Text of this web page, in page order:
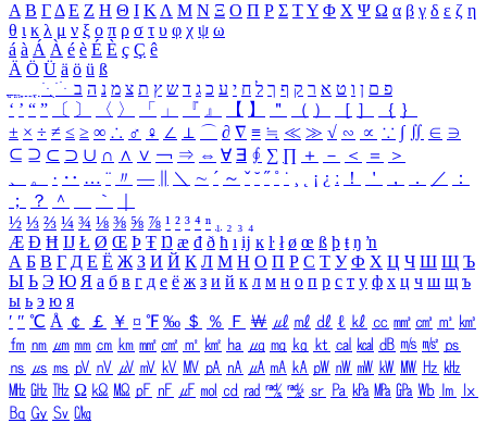
Α Β ΓΔ Ε Ζ Η Θ Ι ΚΛ Μ Ν Ξ Ο Π Ρ Σ ΤΥ Φ Χ Ψ Ω α β γ δ ε ζ η
θ ι κ λ μ ν ξ ο π ρ σ τ υ φ χ ψ ω
á à Á À é è É È ç Ç ê
Ä Ö Ü ä ö ü ß
ִֶֹ ֻּ ׁׂ פ ם ן ו ט א ר ק ף ך ל ח י ע כ ג ד ש ץ ת צ מ נ ה ב
‘ ’ “ ” 〔 〕 〈 〉 「 」 『 』 【 】 ＂ （ ） ［ ］ ｛ ｝
± × ÷ ≠ ≤ ≥ ∞ ∴ ♂ ♀ ∠ ⊥ ⌒ ∂ ∇ ≡ ≒ ≪ ≫ √ ∽ ∝ ∵ ∫ ∬ ∈ ∋
⊆ ⊇ ⊂ ⊃ ∪ ∩ ∧ ∨ ￢ ⇒ ⇔ ∀ ∃ ∮ ∑ ∏ ＋ － ＜ ＝
＞
、
。 · ‥ … ¨ 〃 ― ＼ ∼ ´ ～ ˇ ˘ ˝ ˚ ˙ ¸ ¡ ¿ ː ！ ＇ ， ． ／
：
；
？ ＾ ｀
½ ⅓ ⅔ ¼ ¾ ⅛ ⅜ ⅝ ⅞ ¹ ² ³ ⁴ ⁿ ₁ ₂ ₃ ₄
Æ Ð Ħ Ĳ Ł Ø Œ Þ Ŧ Ŋ æ đ ð ħ ı ĳ ĸ ŀ ł ø œ ß þ ŧ ŋ ŉ
А Б В Г Д Е Ё Ж З И Й К Л М Н О П Р С Т У Ф Х Ц Ч Ш Щ Ъ
Ы Ь Э Ю Я а б в г д е ё ж з и й к л м н о п р с т у ф х ц ч ш щ ъ
ы ь э ю я
′ ″ ℃ Å ￠ ￡ ￥ ¤ ℉ ‰ ＄ ％ Ｆ ￦ ㎕ ㎖ ㎗ ℓ ㎘ ㏄ ㎣ ㎤ ㎥ ㎦
㎙ ㎚ ㎛ ㎜ ㎝ ㎞ ㎟ ㎠ ㎡ ㎢ ㏊ ㎍ ㎎ ㎏ ㏏ ㎈ ㎉ ㏈ ㎧ ㎨ ㎰
㎱ ㎲ ㎳ ㎴ ㎵ ㎶ ㎷ ㎸ ㎹ ㎀ ㎁ ㎂ ㎃ ㎄ ㎺ ㎻ ㎽ ㎾ ㎿ ㎐ ㎑
㎒ ㎓ ㎔ Ω ㏀ ㏁ ㎊ ㎋ ㎌ ㏖ ㏅ ㎭ ㎮ ㎯ ㏛ ㎩ ㎪ ㎫ ㎬ ㏝ ㏐
㏓
㏃ ㏉ ㏜ ㏆